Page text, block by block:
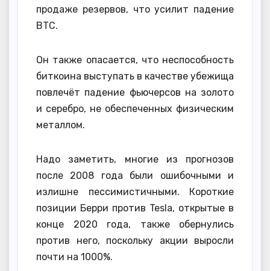
продаже резервов, что усилит падение
BTC.
Он также опасается, что неспособность
биткоина выступать в качестве убежища
повлечёт падение фьючерсов на золото
и серебро, не обеспеченных физическим
металлом.
Надо заметить, многие из прогнозов
после 2008 года были ошибочными и
излишне пессимистичными. Короткие
позиции Берри против Tesla, открытые в
конце 2020 года, также обернулись
против него, поскольку акции выросли
почти на 1000%.